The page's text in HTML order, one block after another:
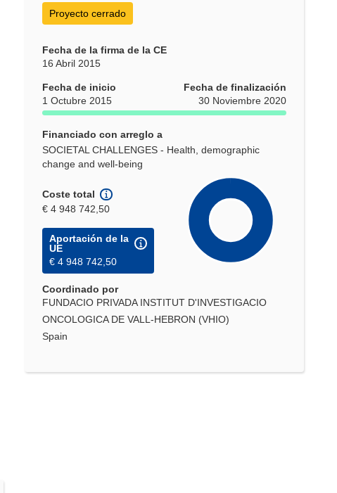
Proyecto cerrado
Fecha de la firma de la CE
16 Abril 2015
Fecha de inicio
1 Octubre 2015
Fecha de finalización
30 Noviembre 2020
Financiado con arreglo a
SOCIETAL CHALLENGES - Health, demographic
change and well-being
Coste total
€ 4 948 742,50
Aportación de la
UE
€ 4 948 742,50
Coordinado por
FUNDACIO PRIVADA INSTITUT D'INVESTIGACIO
ONCOLOGICA DE VALL-HEBRON (VHIO)
Spain